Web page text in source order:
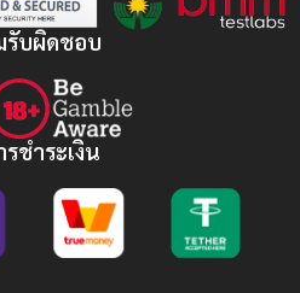
รับผิดชอบ
ชำระเงิน